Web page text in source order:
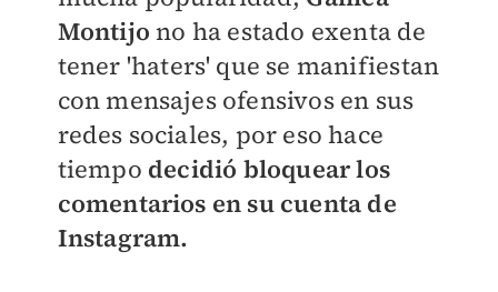
Montijo no ha estado exenta de
tener 'haters' que se manifiestan
con mensajes ofensivos en sus
redes sociales, por eso hace
tiempo decidió bloquear los
comentarios en su cuenta de
Instagram.